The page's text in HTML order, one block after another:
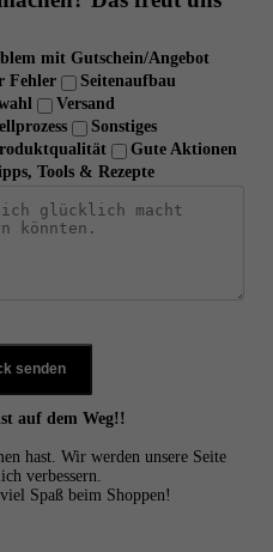
mit Gutschein/Angebot
Fehler
Seitenaufbau
Versand
Sonstiges
Gute Aktionen
Tools & Rezepte
senden
auf dem Weg!!
hast. Wir werden unsere Seite
verbessern.
Spaß beim Shoppen!